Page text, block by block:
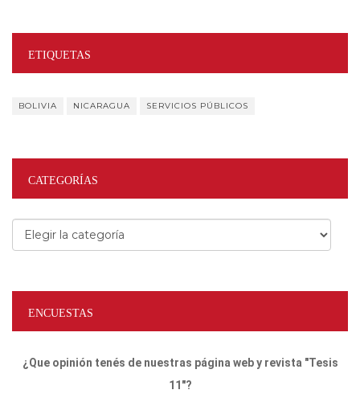
ETIQUETAS
BOLIVIA NICARAGUA SERVICIOS PÚBLICOS
CATEGORÍAS
Categorías
ENCUESTAS
¿Que opinión tenés de nuestras página web y revista "Tesis
11"?